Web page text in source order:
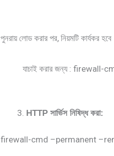
পুনরায় লোড করার পর, নিয়মটি কার্যকর
যাচাই করার জন্য : firewall-
HTTPসার্ভিস নিষিদ্ধ করা:
firewall-cmd –permanent